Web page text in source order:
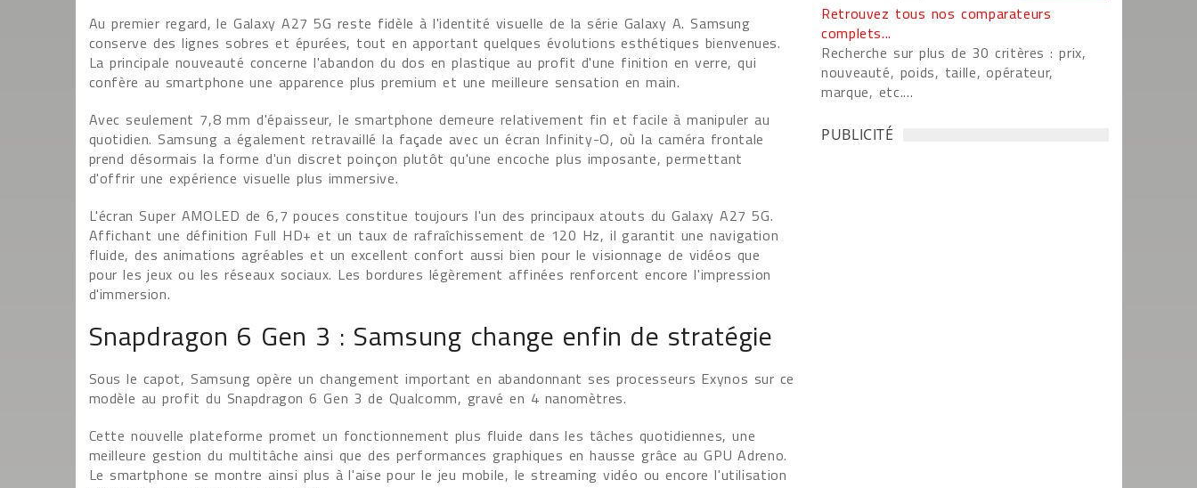
Au premier regard, le Galaxy A27 5G reste fidèle à l'identité visuelle de la série Galaxy A. Samsung
conserve des lignes sobres et épurées, tout en apportant quelques évolutions esthétiques bienvenues.
La principale nouveauté concerne l'abandon du dos en plastique au profit d'une finition en verre, qui
confère au smartphone une apparence plus premium et une meilleure sensation en main.
Avec seulement 7,8 mm d'épaisseur, le smartphone demeure relativement fin et facile à manipuler au
quotidien. Samsung a également retravaillé la façade avec un écran Infinity-O, où la caméra frontale
prend désormais la forme d'un discret poinçon plutôt qu'une encoche plus imposante, permettant
d'offrir une expérience visuelle plus immersive.
L'écran Super AMOLED de 6,7 pouces constitue toujours l'un des principaux atouts du Galaxy A27 5G.
Affichant une définition Full HD+ et un taux de rafraîchissement de 120 Hz, il garantit une navigation
fluide, des animations agréables et un excellent confort aussi bien pour le visionnage de vidéos que
pour les jeux ou les réseaux sociaux. Les bordures légèrement affinées renforcent encore l'impression
d'immersion.
Snapdragon 6 Gen 3 : Samsung change enfin de stratégie
Sous le capot, Samsung opère un changement important en abandonnant ses processeurs Exynos sur ce
modèle au profit du Snapdragon 6 Gen 3 de Qualcomm, gravé en 4 nanomètres.
Cette nouvelle plateforme promet un fonctionnement plus fluide dans les tâches quotidiennes, une
meilleure gestion du multitâche ainsi que des performances graphiques en hausse grâce au GPU Adreno.
Le smartphone se montre ainsi plus à l'aise pour le jeu mobile, le streaming vidéo ou encore l'utilisation
Retrouvez tous nos comparateurs
complets...
Recherche sur plus de 30 critères : prix,
nouveauté, poids, taille, opérateur,
marque, etc....
PUBLICITÉ